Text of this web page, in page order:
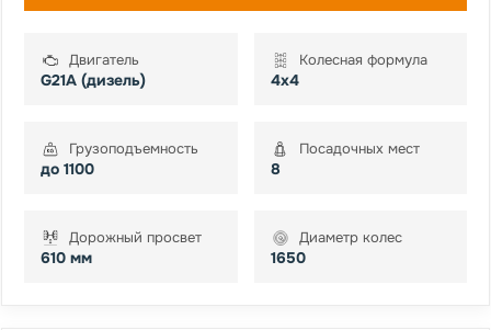
Двигатель
G21A (дизель)
Колесная формула
4х4
Грузоподъемность
до 1100
Посадочных мест
8
Дорожный просвет
610 мм
Диаметр колес
1650